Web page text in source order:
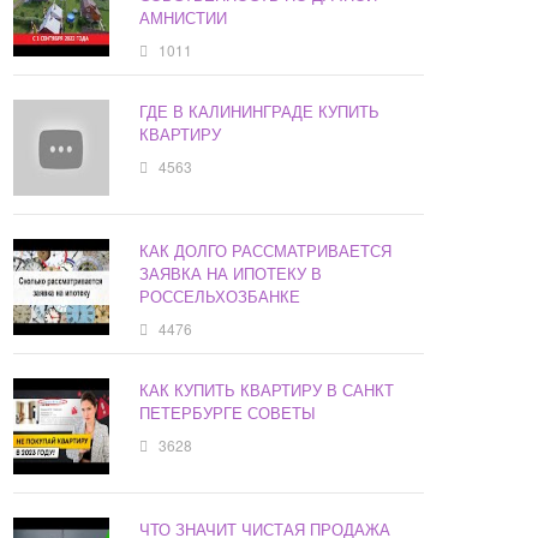
АМНИСТИИ
1011
ГДЕ В КАЛИНИНГРАДЕ КУПИТЬ
КВАРТИРУ
4563
КАК ДОЛГО РАССМАТРИВАЕТСЯ
ЗАЯВКА НА ИПОТЕКУ В
РОССЕЛЬХОЗБАНКЕ
4476
КАК КУПИТЬ КВАРТИРУ В САНКТ
ПЕТЕРБУРГЕ СОВЕТЫ
3628
ЧТО ЗНАЧИТ ЧИСТАЯ ПРОДАЖА